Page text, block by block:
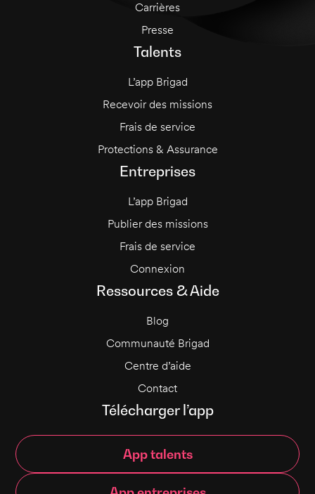
Carrières
Presse
Talents
L’app Brigad
Recevoir des missions
Frais de service
Protections & Assurance
Entreprises
L’app Brigad
Publier des missions
Frais de service
Connexion
Ressources & Aide
Blog
Communauté Brigad
Centre d’aide
Contact
Télécharger l’app
App talents